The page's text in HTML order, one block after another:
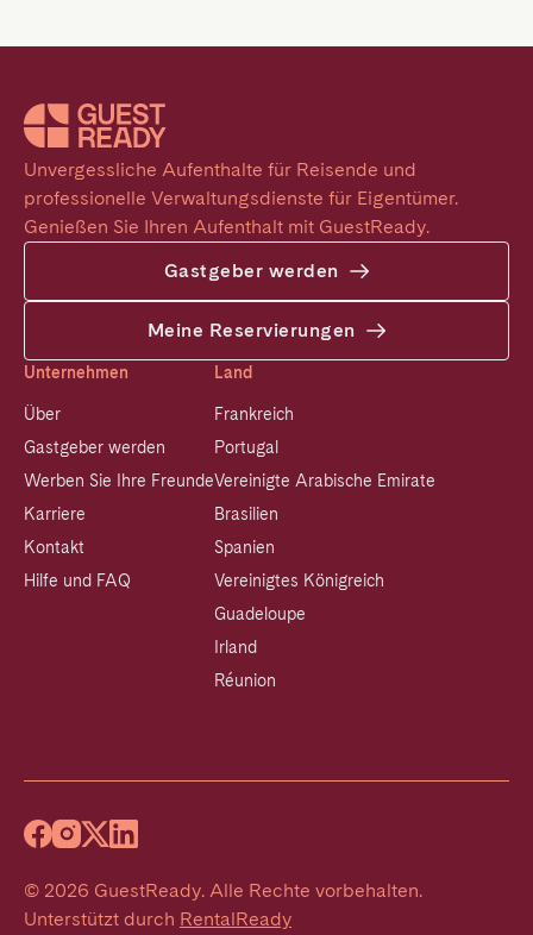
Unvergessliche Aufenthalte für Reisende und
professionelle Verwaltungsdienste für Eigentümer.
Genießen Sie Ihren Aufenthalt mit GuestReady.
Gastgeber werden
Meine Reservierungen
Unternehmen
Über
Gastgeber werden
Werben Sie Ihre Freunde
Karriere
Kontakt
Hilfe und FAQ
Land
Frankreich
Portugal
Vereinigte Arabische Emirate
Brasilien
Spanien
Vereinigtes Königreich
Guadeloupe
Irland
Réunion
© 2026 GuestReady. Alle Rechte vorbehalten.
Unterstützt durch RentalReady